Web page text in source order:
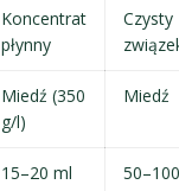
Koncentrat
płynny
Czysty
Miedź (350
g/l)
Miedź
15–20 ml